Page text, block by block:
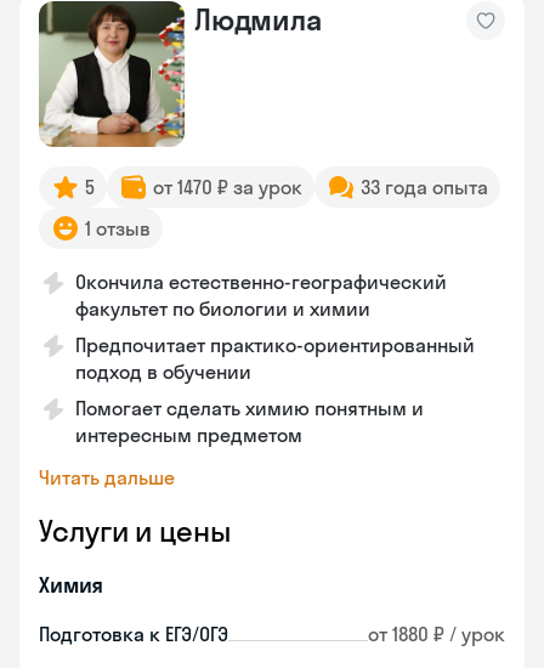
Людмила
5 от 1470 ₽ за урок
33 года опыта
1 отзыв
Окончила естественно-географический
факультет по биологии и химии
Предпочитает практико-ориентированный
подход в обучении
Помогает сделать химию понятным и
интересным предметом
Читать дальше
Услуги и цены
Химия
Подготовка к ЕГЭ/ОГЭ от 1880 ₽ / урок